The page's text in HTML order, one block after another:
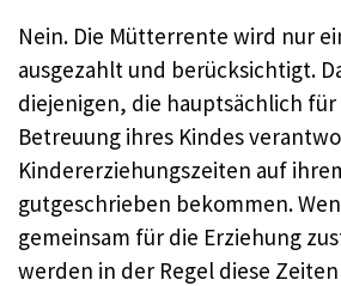
Nein. Die Mütterrente wird nur
ausgezahlt und berücksichtigt.
diejenigen, die hauptsächlich
Betreuung ihres Kindes
Kindererziehungszeiten auf
gutgeschrieben bekommen.
gemeinsam für die Erziehung
werden in der Regel diese